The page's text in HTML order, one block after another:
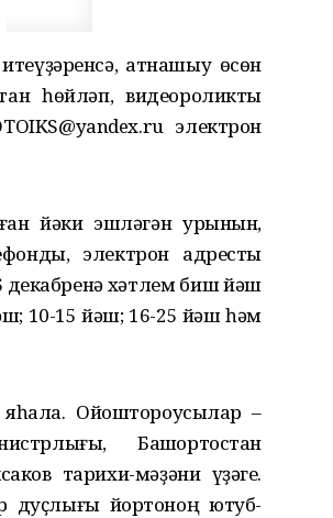
ҡатнашыу өсөн
һөйләп, видеороликты
электрон
йәки эшләгән урынын,
электрон адресты
декабренә хәтлем биш йәш
10-15 йәш; 16-25 йәш һәм
яһала. Ойоштороусылар –
Башҡортостан
тарихи-мәҙәни үҙәге.
дуҫлығы йортоноң ютуб-